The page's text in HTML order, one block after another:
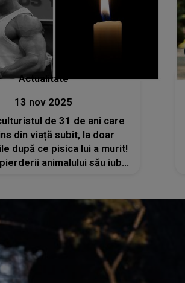
Actualitate
13 nov 2025
de 31 de ani care
din viață subit, la doar
după ce pisica lui a murit!
animalului său iubit
odihnească în pace!”